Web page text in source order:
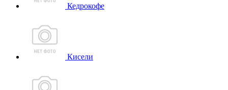
Кедрокофе
Кисели